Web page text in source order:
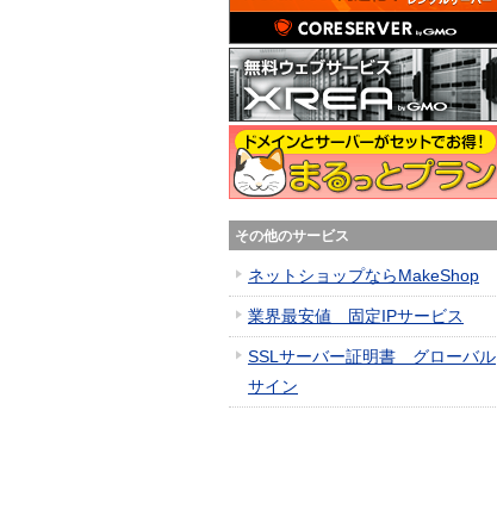
その他のサービス
ネットショップならMakeShop
業界最安値 固定IPサービス
SSLサーバー証明書 グローバル
サイン